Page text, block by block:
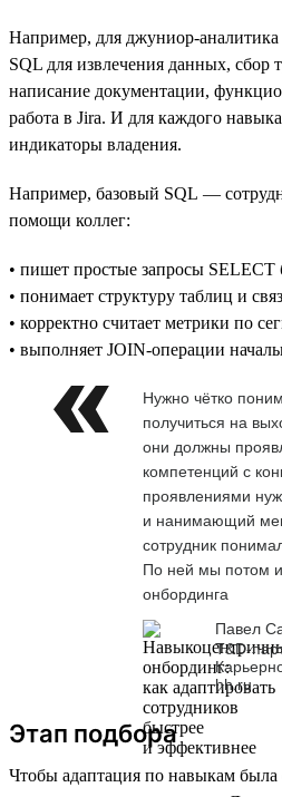
Например, для джуниор-
SQL для извлечения данных, сбор
написание документации,
работа в Jira. И для каждого
индикаторы владения.
Например, базовый SQL —
помощи коллег:
• пишет простые запросы SELECT
• понимает структуру таблиц и
• корректно считает метрики по
• выполняет JOIN-операции
Нужно чётко
получиться на
они должны
компетенций с
проявлениями
и нанимающий
сотрудник
По ней мы потом и
онбординга
Павел
T&D-
hh.ru
Этап подбора
Чтобы адаптация по навыкам была